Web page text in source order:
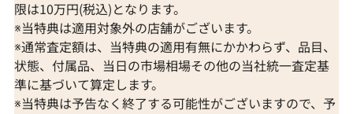
限は10万円(税込)となります。
※当特典は適用対象外の店舗がございます。
※通常査定額は、当特典の適用有無にかかわらず、品目、
状態、付属品、当日の市場相場その他の当社統一査定基
準に基づいて算定します。
※当特典は予告なく終了する可能性がございますので、予